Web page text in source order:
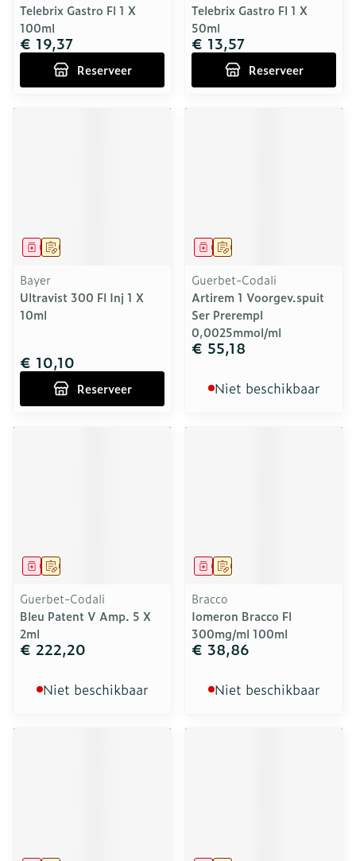
Telebrix Gastro Fl 1 X
100ml
€ 19,37
Reserveer
Telebrix Gastro Fl 1 X
50ml
€ 13,57
Reserveer
Op voorschrift
Geneesmiddel
Bayer
Ultravist 300 Fl Inj 1 X
10ml
€ 10,10
Reserveer
Op voorschrift
Geneesmiddel
Guerbet-Codali
Artirem 1 Voorgev.spuit
Ser Prerempl
0,0025mmol/ml
€ 55,18
Niet beschikbaar
Op voorschrift
Geneesmiddel
Guerbet-Codali
Bleu Patent V Amp. 5 X
2ml
€ 222,20
Niet beschikbaar
Op voorschrift
Geneesmiddel
Bracco
Iomeron Bracco Fl
300mg/ml 100ml
€ 38,86
Niet beschikbaar